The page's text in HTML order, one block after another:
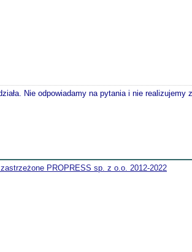
Nie odpowiadamy na pytania i nie realizujemy
PROPRESS sp. z o.o. 2012-2022